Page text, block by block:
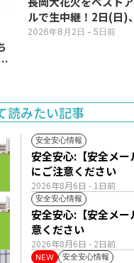
ルで生中継！2日(日)
(月)
2026年8月2日 - 5日前
読みたい記事
安全安心情報
2026年8月6日 - 1日前
安全安心:【安全メ
にご注意ください
安全安心情報
2026年8月6日 - 2日前
安全安心:【安全メ
意ください
NEW 安全安心情報